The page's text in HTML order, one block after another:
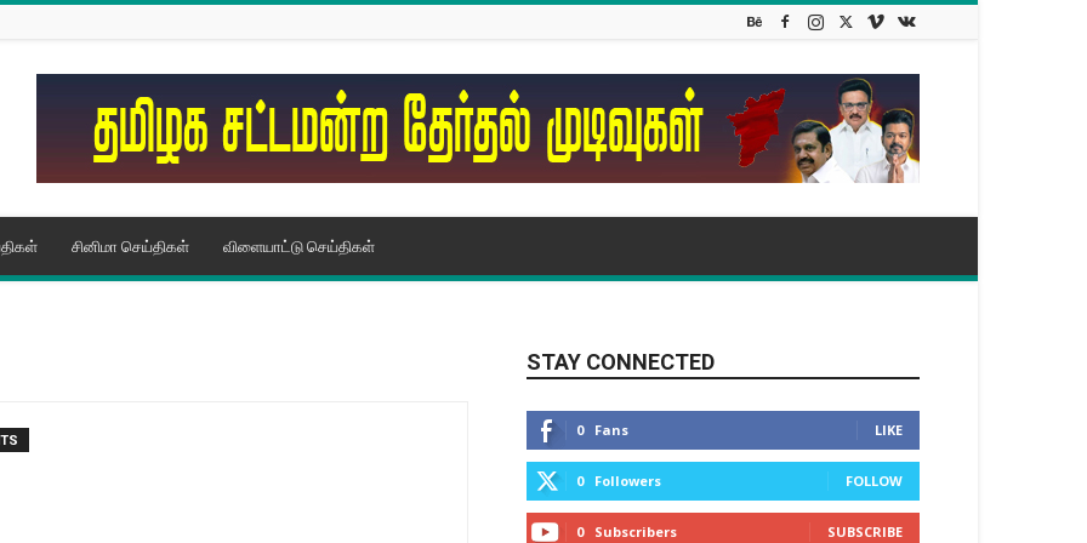
சினிமா செய்திகள் விளையாட்டு செய்திகள்
STAY CONNECTED
0 Fans LIKE
0 Followers FOLLOW
0 Subscribers SUBSCRIBE